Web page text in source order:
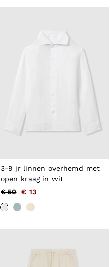
3-9 jr linnen overhemd met
open kraag in wit
€ 50
€ 13